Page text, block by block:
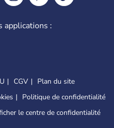
applications :
CGV
Plan du site
Politique de confidentialité
le centre de confidentialité